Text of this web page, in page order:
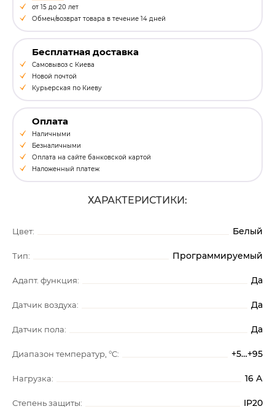
от 15 до 20 лет
Обмен/возврат товара в течение 14 дней
Бесплатная доставка
Самовывоз с Киева
Новой почтой
Курьерская по Киеву
Оплата
Наличными
Безналичными
Оплата на сайте банковской картой
Наложенный платеж
ХАРАКТЕРИСТИКИ:
Цвет: Белый
Тип: Программируемый
Адапт. функция: Да
Датчик воздуха: Да
Датчик пола: Да
Диапазон температур, °C: +5…+95
Нагрузка: 16 А
Степень защиты: IP20